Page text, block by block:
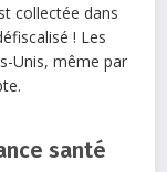
collectée dans
! Les
Unis, même par
santé